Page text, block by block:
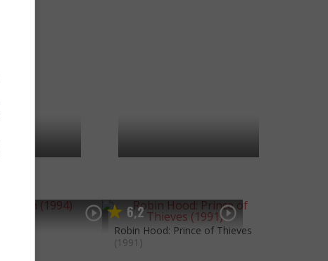
6,2
Robin Hood: Prince of Thieves
(1991)